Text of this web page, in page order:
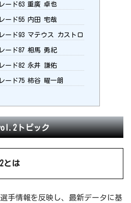
ード63 重廣 卓也
ード55 内田 宅哉
ード93 マテウス カストロ
レード87 相馬 勇紀
レード82 永井 謙佑
ード75 柿谷 曜一朗
トピック
とは
手情報を反映し、最新データに基